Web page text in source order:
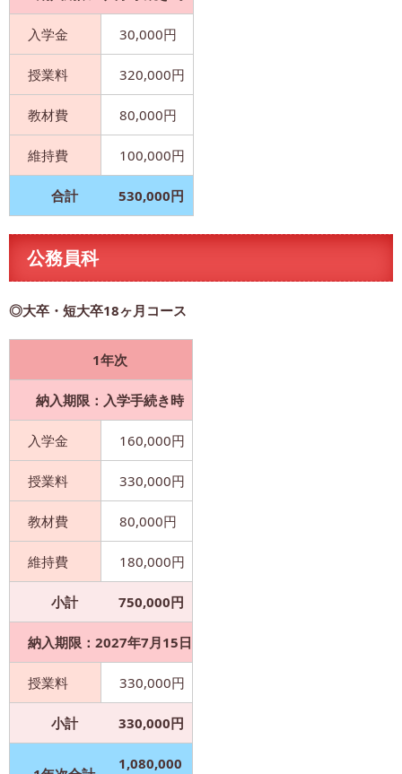
入学金 30,000円
授業料 320,000円
教材費 80,000円
維持費 100,000円
合計 530,000円
公務員科
◎大卒・短大卒18ヶ月コース
1年次
納入期限：入学手続き時
入学金 160,000円
授業料 330,000円
教材費 80,000円
維持費 180,000円
小計 750,000円
納入期限：2027年7月15日
授業料 330,000円
小計 330,000円
1,080,000